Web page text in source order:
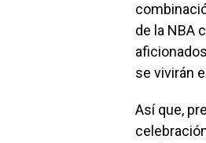
de la NBA
se vivirán
Así que,